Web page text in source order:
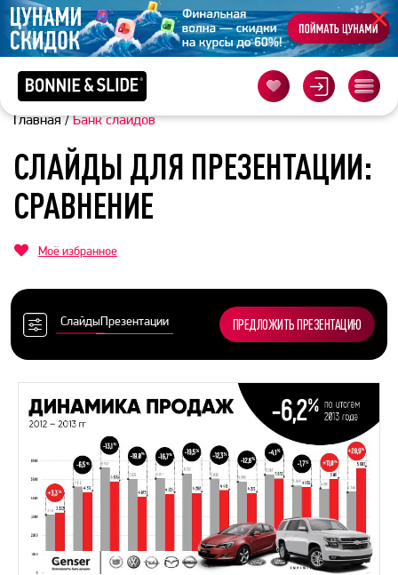
Главная/Банк слайдов
СЛАЙДЫ ДЛЯ ПРЕЗЕНТАЦИИ:
СРАВНЕНИЕ
Моё избранное
СлайдыПрезентации ПРЕДЛОЖИТЬ ПРЕЗЕНТАЦИЮ